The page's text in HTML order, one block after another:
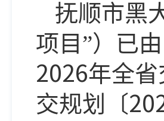
抚顺市黑
项目”）已由
2026年全
交规划〔